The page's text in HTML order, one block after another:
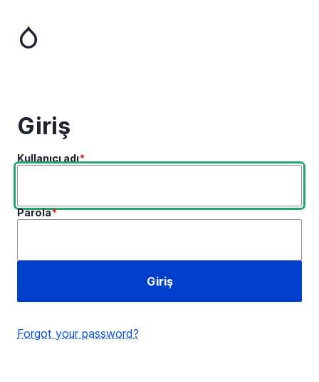
içeriğe
atla
Giriş
Kullanıcı adı
Parola
Forgot your password?